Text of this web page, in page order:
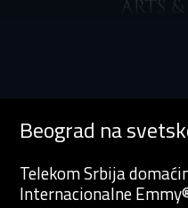
Beograd na
Telekom Srbija
Internacionalne